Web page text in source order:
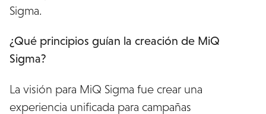
Sigma.
¿Qué principios guían la creación de MiQ
Sigma?
La visión para MiQ Sigma fue crear una
experiencia unificada para campañas